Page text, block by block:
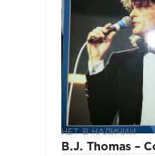
НЕТ В НАЛИЧИИ
B.J. Thomas ‎–